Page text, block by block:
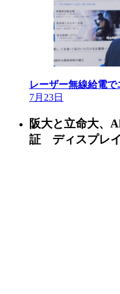
レーザー無線給電
7月23日
阪大と立命大、
証 ディスプレ